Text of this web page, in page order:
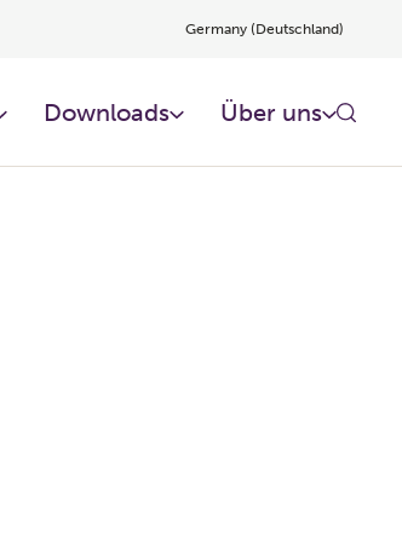
Germany (Deutschland)
Downloads Über uns